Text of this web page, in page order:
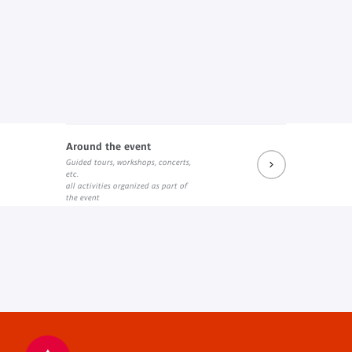
Around the event
Guided tours, workshops, concerts,
etc.
all activities organized as part of
the event